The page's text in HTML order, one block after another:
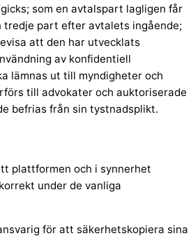
som en avtalspart lagligen får
tredje part efter avtalets ingående;
att den har utvecklats
av konfidentiell
lämnas ut till myndigheter och
till advokater och auktoriserade
befrias från sin tystnadsplikt.
plattformen och i synnerhet
under de vanliga
för att säkerhetskopiera sina